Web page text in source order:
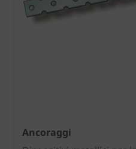
Ancoraggi